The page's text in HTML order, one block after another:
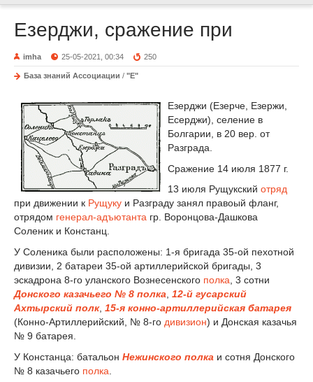
Езерджи, сражение при
imha 25-05-2021, 00:34 250
База знаний Ассоциации / "Е"
Езерджи (Езерче, Езержи,
Есерджи), селение в
Болгарии, в 20 вер. от
Разграда.
Сражение 14 июля 1877 г.
13 июля Рущукский отряд
при движении к Рущуку и Разграду занял правоый фланг,
отрядом генерал-адъютанта гр. Воронцова-Дашкова
Соленик и Констанц.
У Соленика были расположены: 1-я бригада 35-ой пехотной
дивизии, 2 батареи 35-ой артиллерийской бригады, 3
эскадрона 8-го уланского Вознесенского полка , 3 сотни
Донского казачьего № 8 полка 12-й гусарский
Ахтырский полк, 15-я конно-артиллерийская батарея
(Конно-Артиллерийский, № 8-го дивизион) и Донская казачья
№ 9 батарея.
У Констанца: батальон Нежинского полка и сотня Донского
№ 8 казачьего полка